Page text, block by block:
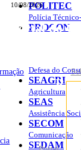
10/08/2026
Portal do
POLITEC
Polícia
PROCON
Defesa do
SEAGRI
Agricultura
SEAS
Assistência
SECOM
Comunicação
SEDAM